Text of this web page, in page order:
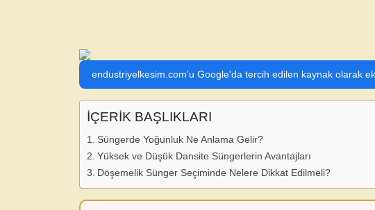
endustriyelkesim.com'u Google'da tercih edilen kaynak olarak
İÇERİK BAŞLIKLARI
Süngerde Yoğunluk Ne Anlama Gelir?
Yüksek ve Düşük Dansite Süngerlerin Avantajları
Döşemelik Sünger Seçiminde Nelere Dikkat Edilmeli?